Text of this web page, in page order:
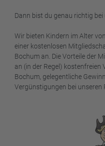
Dann bist du genau richtig
Wir bieten Kindern im Alter
einer kostenlosen
Bochum an. Die Vorteile der
an (in der Regel)
Bochum, gelegentliche
Vergünstigungen bei unseren